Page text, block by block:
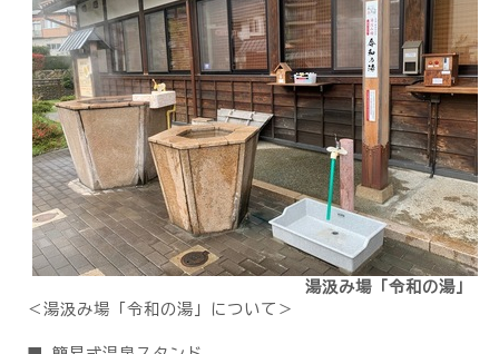
湯汲み場「令和の湯」
＜湯汲み場「令和の湯」について＞